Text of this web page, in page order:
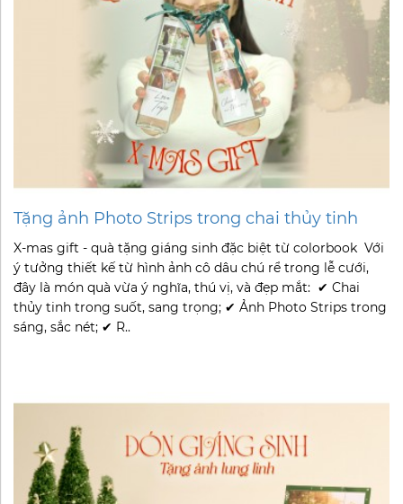
Tặng ảnh Photo Strips trong chai thủy tinh
X-mas gift - quà tặng giáng sinh đặc biệt từ colorbook Với
ý tưởng thiết kế từ hình ảnh cô dâu chú rể trong lễ cưới,
đây là món quà vừa ý nghĩa, thú vị, và đẹp mắt: ✔ Chai
thủy tinh trong suốt, sang trọng; ✔ Ảnh Photo Strips trong
sáng, sắc nét; ✔ R..